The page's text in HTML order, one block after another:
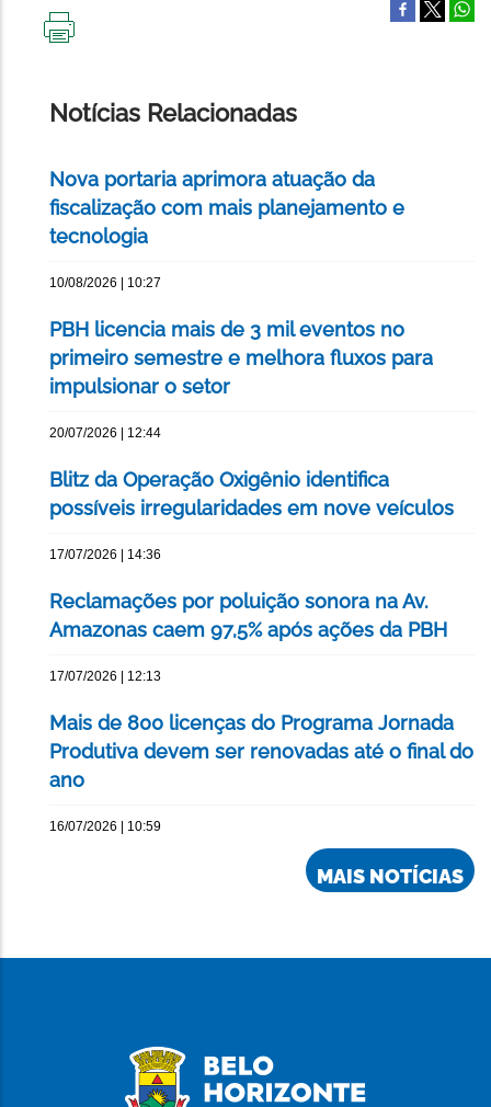
Notícias Relacionadas
Nova portaria aprimora atuação da
fiscalização com mais planejamento e
tecnologia
10/08/2026 | 10:27
PBH licencia mais de 3 mil eventos no
primeiro semestre e melhora fluxos para
impulsionar o setor
20/07/2026 | 12:44
Blitz da Operação Oxigênio identifica
possíveis irregularidades em nove veículos
17/07/2026 | 14:36
Reclamações por poluição sonora na Av.
Amazonas caem 97,5% após ações da PBH
17/07/2026 | 12:13
Mais de 800 licenças do Programa Jornada
Produtiva devem ser renovadas até o final do
ano
16/07/2026 | 10:59
MAIS NOTÍCIAS